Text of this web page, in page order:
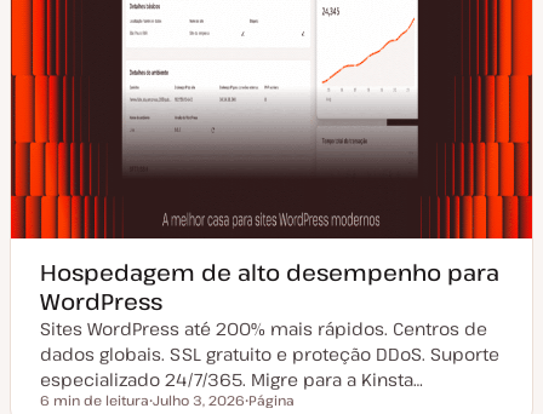
Hospedagem de alto desempenho para
WordPress
Sites WordPress até 200% mais rápidos. Centros de
dados globais. SSL gratuito e proteção DDoS. Suporte
especializado 24/7/365. Migre para a Kinsta…
Tempo de leitura
6 min de leitura Julho 3, 2026 Página